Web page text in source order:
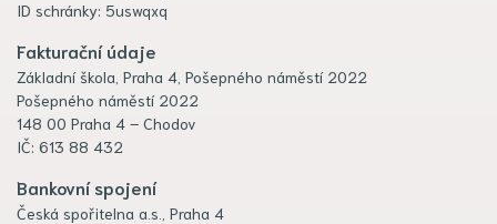
ID schránky: 5uswqxq
Fakturační údaje
Základní škola, Praha 4, Pošepného náměstí 2022
Pošepného náměstí 2022
148 00 Praha 4 – Chodov
IČ: 613 88 432
Bankovní spojení
Česká spořitelna a.s., Praha 4